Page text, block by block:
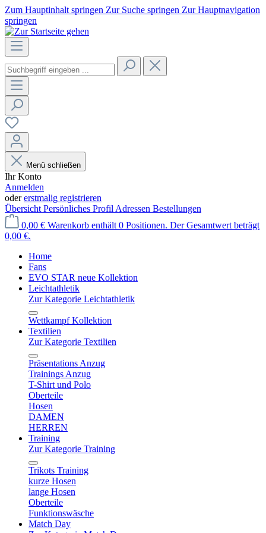
Zum Hauptinhalt springen Zur Suche springen Zur Hauptnavigation
springen
Menü schließen
Ihr Konto
Anmelden
odererstmalig registrieren
Übersicht Persönliches Profil Adressen Bestellungen
0,00 € Warenkorb enthält 0 Positionen. Der Gesamtwert beträgt
0,00 €.
Home
Fans
EVO STAR neue Kollektion
Leichtathletik
Zur Kategorie Leichtathletik
Wettkampf Kollektion
Textilien
Zur Kategorie Textilien
Präsentations Anzug
Trainings Anzug
T-Shirt und Polo
Oberteile
Hosen
DAMEN
HERREN
Training
Zur Kategorie Training
Trikots Training
kurze Hosen
lange Hosen
Oberteile
Funktionswäsche
Match Day